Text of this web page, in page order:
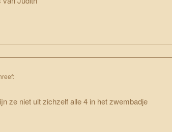
ze niet uit zichzelf alle 4 in het zwembadje